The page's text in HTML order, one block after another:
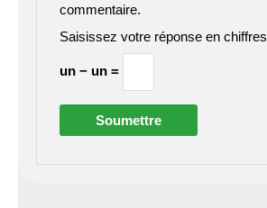
commentaire.
Saisissez votre réponse en chiffres
un − un =